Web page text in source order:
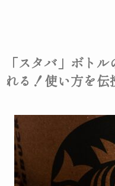
「スタバ」ボト
れる！使い方を伝